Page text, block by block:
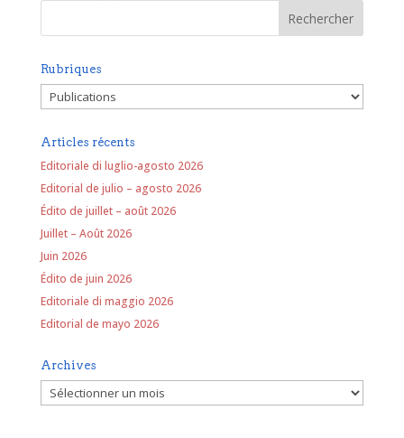
Rubriques
Rubriques
Articles récents
Editoriale di luglio-agosto 2026
Editorial de julio – agosto 2026
Édito de juillet – août 2026
Juillet – Août 2026
Juin 2026
Édito de juin 2026
Editoriale di maggio 2026
Editorial de mayo 2026
Archives
Archives